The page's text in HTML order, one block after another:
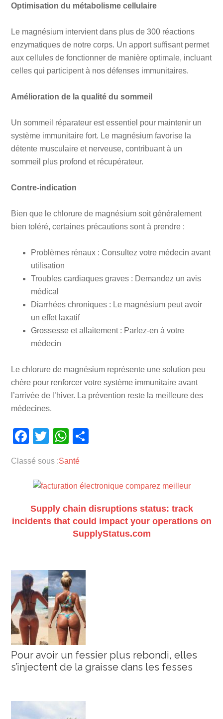
Optimisation du métabolisme cellulaire
Le magnésium intervient dans plus de 300 réactions
enzymatiques de notre corps. Un apport suffisant permet
aux cellules de fonctionner de manière optimale, incluant
celles qui participent à nos défenses immunitaires.
Amélioration de la qualité du sommeil
Un sommeil réparateur est essentiel pour maintenir un
système immunitaire fort. Le magnésium favorise la
détente musculaire et nerveuse, contribuant à un
sommeil plus profond et récupérateur.
Contre-indication
Bien que le chlorure de magnésium soit généralement
bien toléré, certaines précautions sont à prendre :
Problèmes rénaux : Consultez votre médecin avant
utilisation
Troubles cardiaques graves : Demandez un avis
médical
Diarrhées chroniques : Le magnésium peut avoir
un effet laxatif
Grossesse et allaitement : Parlez-en à votre
médecin
Le chlorure de magnésium représente une solution peu
chère pour renforcer votre système immunitaire avant
l’arrivée de l’hiver. La prévention reste la meilleure des
médecines.
Facebook
TwitterWhatsApp
Classé sous :Santé
Supply chain disruptions status: track
incidents that could impact your operations on
SupplyStatus.com
Pour avoir un fessier plus rebondi, elles
s’injectent de la graisse dans les fesses